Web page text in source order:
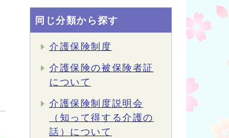
同じ分類から探す
介護保険制度
介護保険の被保険者証
について
介護保険制度説明会
（知って得する介護の
話）について